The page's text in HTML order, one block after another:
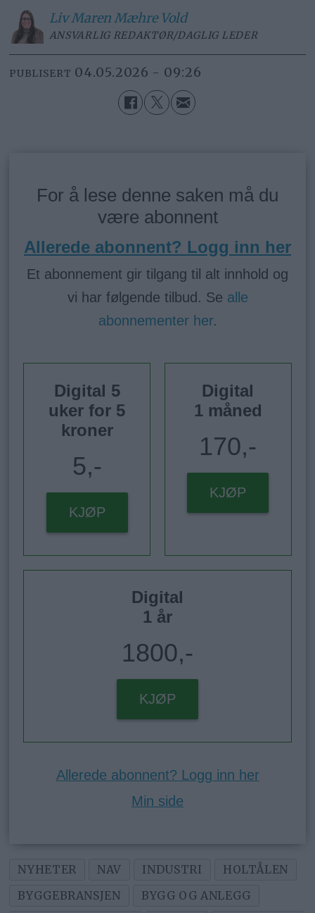
Liv MarenMæhre Vold
ANSVARLIG REDAKTØR/DAGLIG LEDER
PUBLISERT 04.05.2026 - 09:26
For å lese denne saken må du
være abonnent
Allerede abonnent? Logg inn her
Et abonnement gir tilgang til alt innhold og
vi har følgende tilbud. Se alle
abonnementer her.
Digital 5
uker for 5
kroner
5,-
KJØP
Digital
1 måned
170,-
KJØP
Digital
1 år
1800,-
KJØP
Allerede abonnent? Logg inn her
Min side
NYHETER NAV INDUSTRI
HOLTÅLEN
BYGGEBRANSJEN
BYGG OG ANLEGG